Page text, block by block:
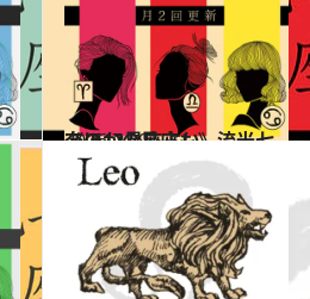
2026.7.29
《ほかの星座も》流光七奈の12星座占い
占い